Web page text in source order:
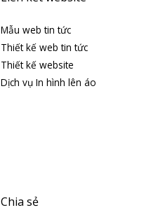
Mẫu web tin tức
Thiết kế web tin tức
Thiết kế website
Dịch vụ In hình lên áo
Chia sẻ